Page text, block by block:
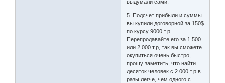
выдумали сами.
5. Подсчет прибыли и суммы
вы купили договорной за 150$
по курсу 9000 т.р
Перепродавайте его за 1.500
или 2.000 т.р, так вы сможете
окупиться очень быстро,
прошу заметить, что найти
десяток человек с 2.000 т.р в
разы легче, чем одного с